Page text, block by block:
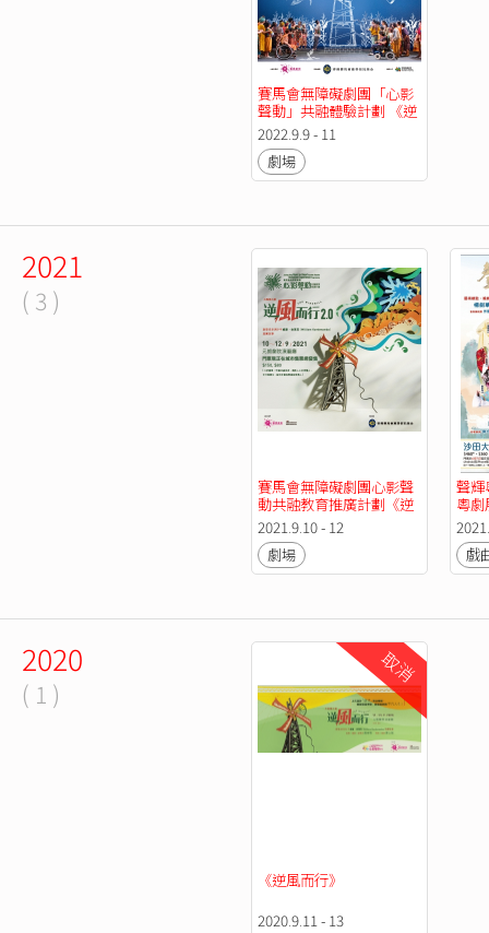
賽馬會無障礙劇團「心影
聲動」共融體驗計劃 《逆
風而行3.0》
2022.9.9 - 11
劇場
2021
( 3 )
賽馬會無障礙劇團心影聲
動共融教育推廣計劃《逆
風而行2.0》
2021.9.10 - 12
劇場
聲輝
粵劇
戲
2020
( 1 )
取消
《逆風而行》
2020.9.11 - 13